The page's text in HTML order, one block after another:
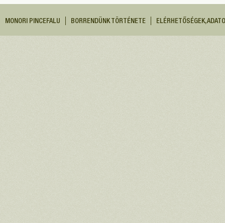
MONORI PINCEFALU BORRENDÜNK TÖRTÉNETE ELÉRHETŐSÉGEK,